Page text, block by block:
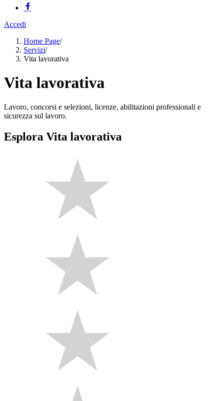
Accedi
Home Page/
Servizi/
Vita lavorativa
Vita lavorativa
Lavoro, concorsi e selezioni, licenze, abilitazioni professionali e
sicurezza sul lavoro.
Esplora Vita lavorativa